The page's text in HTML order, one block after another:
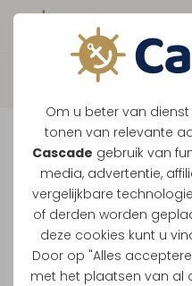
Om u beter van
tonen van relevante
Cascade gebruik van
media, advertentie,
vergelijkbare
of derden worden
deze cookies kunt u
Door op "Alles
met het plaatsen van al
Boek
Vaar je
Ondanks de
onze
Bekijk